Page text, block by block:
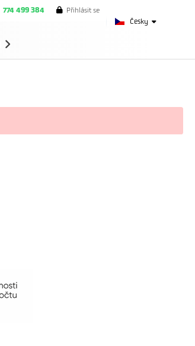
Česky
774 499 384 Přihlásit se